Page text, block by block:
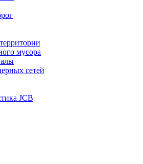
мусора
сетей
JCB